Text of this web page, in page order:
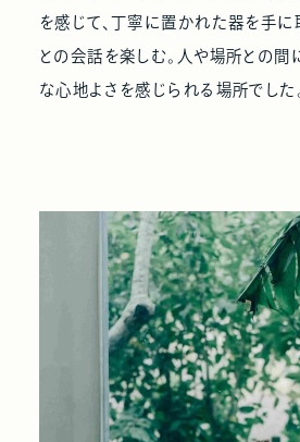
を感じて、丁寧に置かれた器を手に
との会話を楽しむ。人や場所との間
な心地よさを感じられる場所でした